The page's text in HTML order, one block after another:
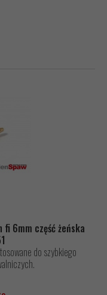
6mm część żeńska
do szybkiego